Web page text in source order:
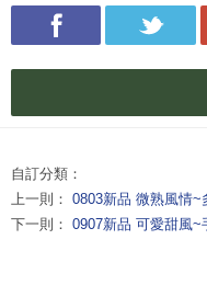
自訂分類：
上一則： 0803新品 微熟風情~
下一則： 0907新品 可愛甜風~